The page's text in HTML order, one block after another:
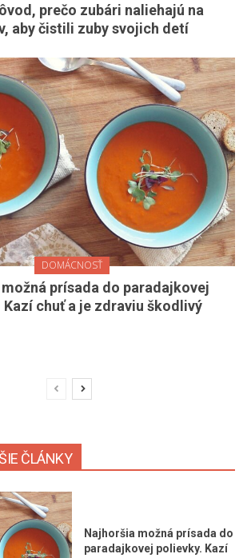
prečo zubári naliehajú na
aby čistili zuby svojich detí
DOMÁCNOSŤ
prísada do paradajkovej
Kazí chuť a je zdraviu škodlivý
ČLÁNKY
Najhoršia možná prísada do
paradajkovej polievky. Kazí